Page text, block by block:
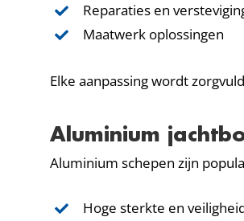
Reparaties en
Maatwerk oplossingen
Elke aanpassing wordt
Aluminium
Aluminium schepen zijn
Hoge sterkte en